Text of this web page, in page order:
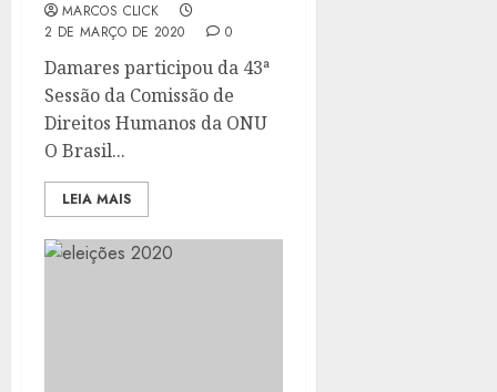
MARCOS CLICK
2 DE MARÇO DE 2020
0
Damares participou da 43ª
Sessão da Comissão de
Direitos Humanos da ONU
O Brasil...
LEIA MAIS